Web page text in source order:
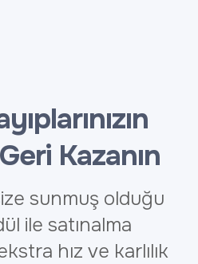
Kazanın
sunmuş olduğu
ile satınalma
hız ve karlılık